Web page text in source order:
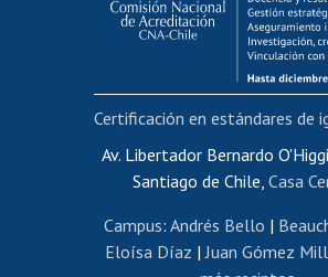
Funcionarias/os
Cursos internos de
Bienestar del personal
Portal de movilidad
Certificado de renta
Certificado de renta
Editar páginas blancas
Av. Libertador Bernardo
Santiago de Chile, Casa
Campus: Andrés Bello |
Eloísa Díaz |Juan Gómez
Certificación en estándares de